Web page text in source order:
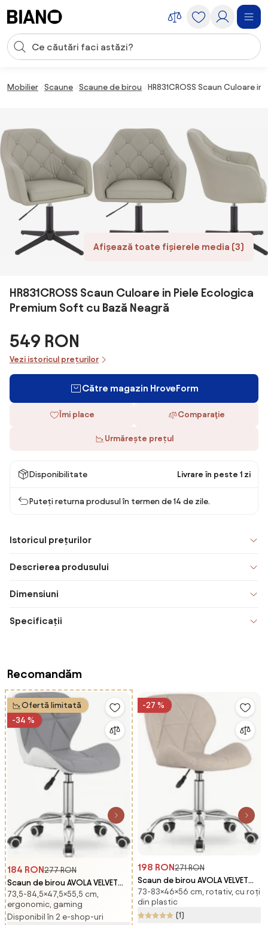
Introducerea căutării
Mobilier Scaune Scaune de birou HR831CROSS Scaun Culoare
Afișează toate fișierele media (3)
HR831CROSS Scaun Culoare in Piele Ecologica
Premium Soft cu Bază Neagră
549 RON
Vezi istoricul prețurilor
Către magazin HroveForm
Îmi place Comparaţie
Urmărește prețul
Disponibilitate Livrare în peste 1 zi
Puteți returna produsul în termen de 14 de zile.
Istoricul prețurilor
Descrierea produsului
Dimensiuni
Specificații
Recomandăm
Ofertă limitată
-34 %
184 RON277 RON
Scaun de birou AVOLA VELVET
gri-alb
73,5-84,5×47,5×55,5 cm,
ergonomic, gaming
Disponibil în 2 e-shop-uri
-27 %
198 RON271 RON
Scaun de birou AVOLA VELVET
bej
73-83×46×56 cm, rotativ, cu roți
din plastic
(1)